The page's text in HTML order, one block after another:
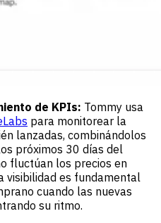
de KPIs: Tommy usa
para monitorear la
lanzadas, combinándolos
próximos 30 días del
fluctúan los precios en
visibilidad es fundamental
cuando las nuevas
su ritmo.